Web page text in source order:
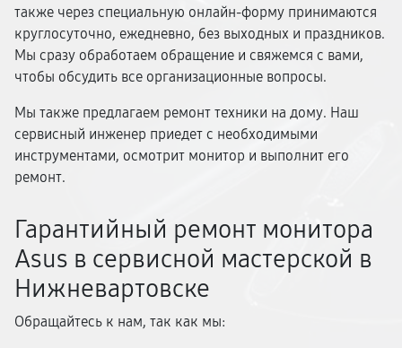
также через специальную онлайн-форму принимаются
круглосуточно, ежедневно, без выходных и праздников.
Мы сразу обработаем обращение и свяжемся с вами,
чтобы обсудить все организационные вопросы.
Мы также предлагаем ремонт техники на дому. Наш
сервисный инженер приедет с необходимыми
инструментами, осмотрит монитор и выполнит его
ремонт.
Гарантийный ремонт монитора
Asus в сервисной мастерской в
Нижневартовске
Обращайтесь к нам, так как мы: